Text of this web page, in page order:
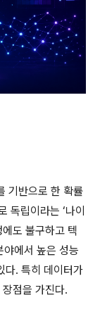
기반으로 한 확률
립이라는 ‘나이
도 불구하고 텍
에서 높은 성능
다. 특히 데이터가
점을 가진다.